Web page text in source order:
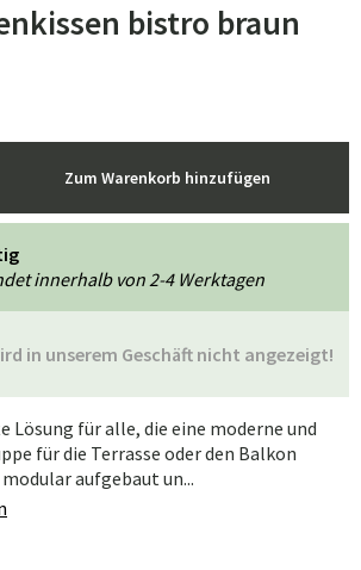
bistro braun
Zum Warenkorb hinzufügen
in unserem Geschäft nicht angezeigt!
innerhalb von 2-4 Werktagen
Lösung für alle, die eine moderne und
für die Terrasse oder den Balkon
aufgebaut un...